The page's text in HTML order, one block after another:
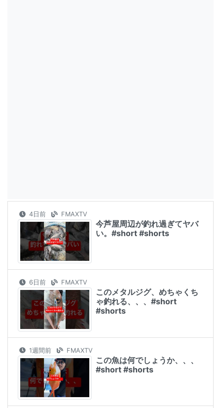
4日前 FMAXTV
今芦屋周辺が釣れ過ぎてヤバ
い。#short #shorts
6日前 FMAXTV
このメタルジグ、めちゃくち
ゃ釣れる、、、#short
#shorts
1週間前 FMAXTV
この魚は何でしょうか、、、
#short #shorts